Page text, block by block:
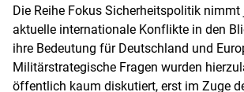
Die Reihe Fokus Sicherheitspolitik
aktuelle internationale Konflikte in den
ihre Bedeutung für Deutschland und
Militärstrategische Fragen wurden
öffentlich kaum diskutiert, erst im Zuge